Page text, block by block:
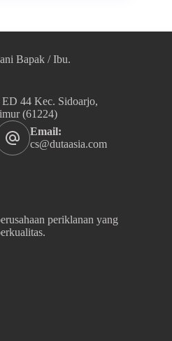
Bapak / Ibu.
44 Kec. Sidoarjo,
(61224)
Email:
cs@dutaasia.com
periklanan yang